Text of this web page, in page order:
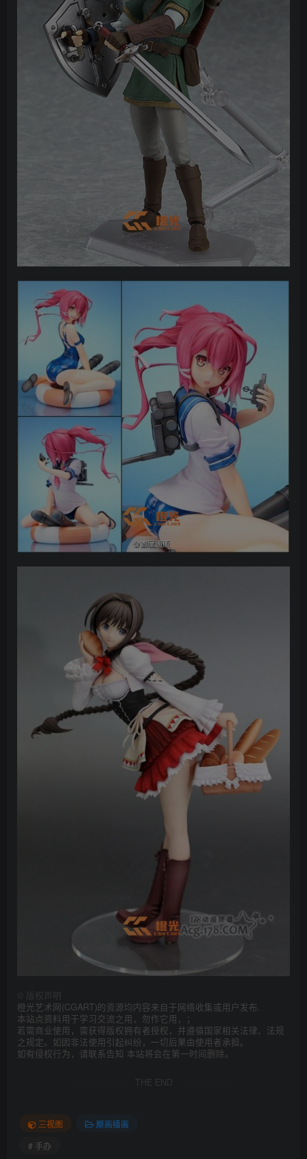
版权声明
橙光艺术网(CGART)的资源均内容来自于网络收集或用户发布.
本站点资料用于学习交流之用，勿作它用，；
若需商业使用，需获得版权拥有者授权，并遵循国家相关法律、法规
之规定。如因非法使用引起纠纷，一切后果由使用者承担。
如有侵权行为，请联系告知 本站将会在第一时间删除。
THE END
三视图
原画插画
# 手办